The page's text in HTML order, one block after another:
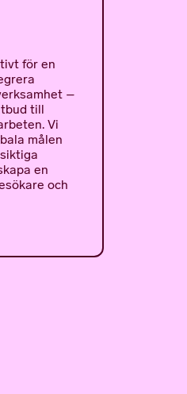
för en
–
till
Vi
målen
en
och